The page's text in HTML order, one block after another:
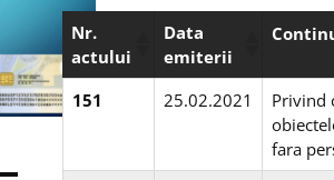
Nr.
actului
Data
emiterii
151 25.02.2021
Privind
fara